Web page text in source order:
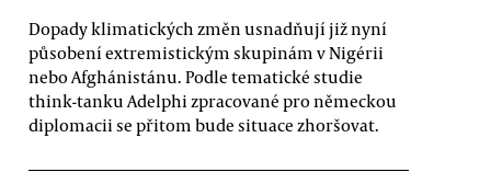
Dopady klimatických změn usnadňují již nyní
působení extremistickým skupinám v Nigérii
nebo Afghánistánu. Podle tematické studie
think-tanku Adelphi zpracované pro německou
diplomacii se přitom bude situace zhoršovat.